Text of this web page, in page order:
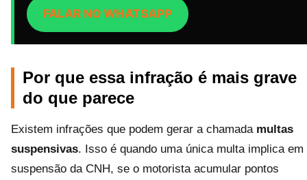
FALAR NO WHATSAPP
Por que essa infração é mais grave
do que parece
Existem infrações que podem gerar a chamada multas
suspensivas. Isso é quando uma única multa implica em
suspensão da CNH, se o motorista acumular pontos